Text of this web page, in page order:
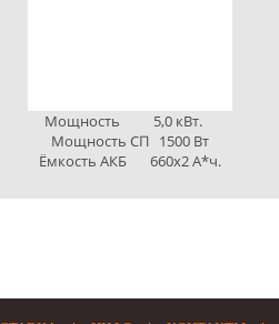
Мощность 5,0 кВт.
Мощность СП 1500 Вт
Ёмкость АКБ 660х2 А*ч.